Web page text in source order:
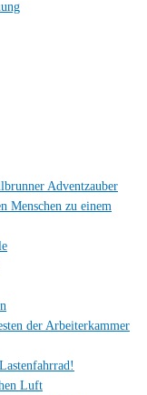
Adventzauber
Menschen zu einem
der Arbeiterkammer
Luft